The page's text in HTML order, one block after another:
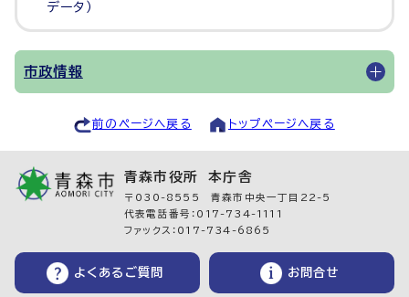
データ）
市政情報
前のページへ戻る トップページへ戻る
青森市役所 本庁舎
〒030-8555 青森市中央一丁目22-5
代表電話番号：017-734-1111
ファックス：017-734-6865
よくあるご質問 お問合せ